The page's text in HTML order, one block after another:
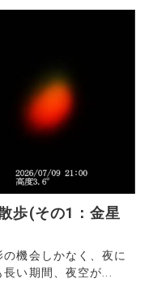
歩(その1：金星
機会しかなく、夜に
い期間、夜空が...